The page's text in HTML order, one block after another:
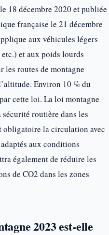
18 décembre 2020 et publiée
française le 21 décembre
aux véhicules légers
et aux poids lourds
les routes de montagne
Environ 10 % du
cette loi. La loi montagne
routière dans les
obligatoire la circulation avec
aux conditions
également de réduire les
de CO2 dans les zones
2023 est-elle